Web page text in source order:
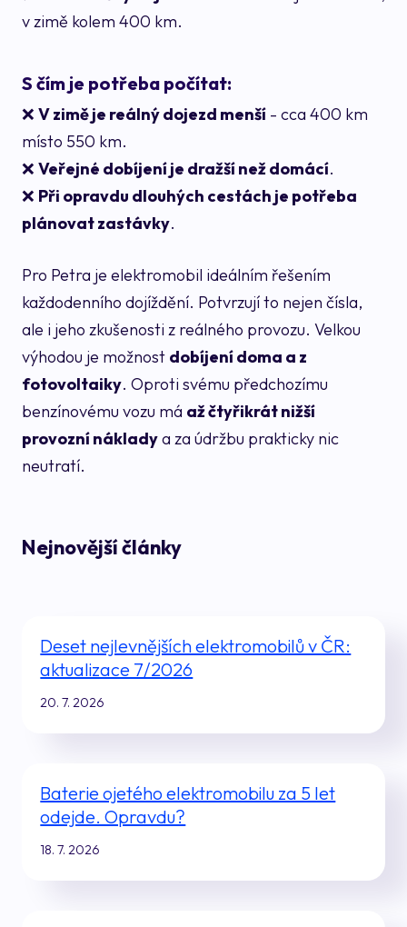
v zimě kolem 400 km.
S čím je potřeba počítat:
❌ V zimě je reálný dojezd menší - cca 400 km
místo 550 km.
❌ Veřejné dobíjení je dražší než domácí.
❌ Při opravdu dlouhých cestách je potřeba
plánovat zastávky.
Pro Petra je elektromobil ideálním řešením
každodenního dojíždění. Potvrzují to nejen čísla,
ale i jeho zkušenosti z reálného provozu. Velkou
výhodou je možnost dobíjení doma a z
fotovoltaiky. Oproti svému předchozímu
benzínovému vozu má až čtyřikrát nižší
provozní nákladya za údržbu prakticky nic
neutratí.
Nejnovější články
Deset nejlevnějších elektromobilů v ČR:
aktualizace 7/2026
20. 7. 2026
Baterie ojetého elektromobilu za 5 let
odejde. Opravdu?
18. 7. 2026